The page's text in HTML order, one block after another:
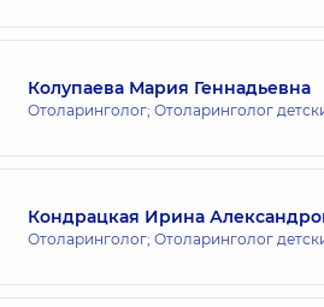
просп. Владимира Ивасюка
ул. Святошинская, 3-Б, г. Киев
Колупаева Мария Геннадьевна
Отоларинголог; Отоларинголог
Кондрацкая Ирина
Отоларинголог; Отоларинголог